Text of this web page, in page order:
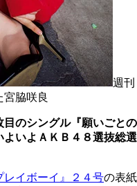
週刊
脇咲良
のシングル『願いごとの
いよＡＫＢ４８選抜総選
レイボーイ』２４号の表紙